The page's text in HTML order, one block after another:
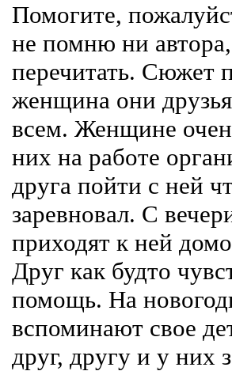
Помогите,
не помню ни
перечитать.
женщина они
всем. Женщине
них на работе
друга пойти с ней
заревновал. С
приходят к ней
Друг как будто
помощь. На
вспоминают свое
друг, другу и у них